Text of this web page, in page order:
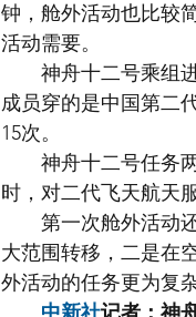
钟，舱外活动也比较
活动需要。
神舟十二号乘组进
成员穿的是中国第二
15次。
神舟十二号任务两
时，对二代飞天航天
第一次舱外活动还
大范围转移，二是在
外活动的任务更为复